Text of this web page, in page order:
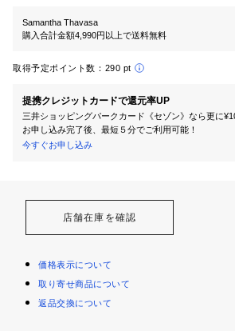
Samantha Thavasa
購入合計金額4,990円以上で送料無料
取得予定ポイント数： 290 pt
提携クレジットカードで還元率UP
三井ショッピングパークカード《セゾン》なら更に
お申し込み完了後、最短５分でご利用可能！
今すぐお申し込み
店舗在庫を確認
価格表示について
取り寄せ商品について
返品交換について